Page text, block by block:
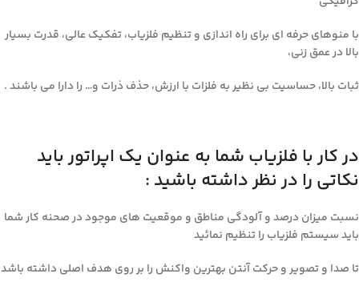
با منوهای حرفه ای برای راه اندازی و تنظیم فلزیاب، تفکیک عالی، قدرت بسیار
بالا در عمق زنی،
ثبات بالا، حساسیت بی نظیر به فلزات با ارزش، حذف ذرات و… را دارا می باشند .
در کار با فلزیاب شما به عنوان یک اپراتور باید
نکاتی را در نظر داشته باشید :
نسبت میزان درصد و آلودگی مناطق و موقعیت های موجود در صحنه کار شما
باید سیستم فلزیاب را تنظیم نمائید
تا صدا و تصویر و حرکت آنتن بهترین واکنش را بر روی هدف اصلی داشته باشد